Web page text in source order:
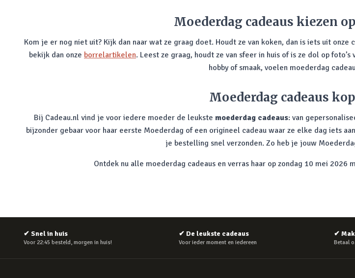
Moederdag cadeaus kiezen
Kom je er nog niet uit? Kijk dan naar wat ze graag doet. Houdt ze van koken, dan is iets uit onze
bekijk dan onze borrelartikelen. Leest ze graag, houdt ze van sfeer in huis of is ze dol op
hobby of smaak, voelen moederdag
Moederdag cadeaus
Bij Cadeau.nl vind je voor iedere moeder de leukste moederdag cadeaus: van
bijzonder gebaar voor haar eerste Moederdag of een origineel cadeau waar ze elke dag iets
je bestelling snel verzonden. Zo heb je jouw
Ontdek nu alle moederdag cadeaus en verras haar op zondag 10 mei
✔ Snel in huis
Voor 22:45 besteld, morgen in huis!
✔ De leukste cadeaus
Voor ieder moment en iedereen
✔
Betaal